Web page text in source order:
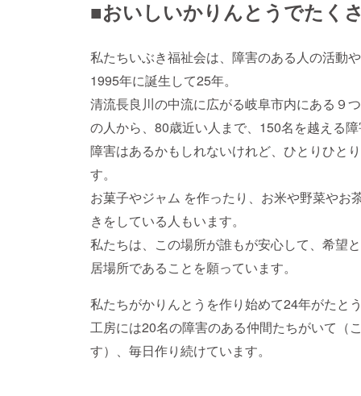
■おいしいかりんとうでたく
私たちいぶき福祉会は、障害のある人の活動
1995年に誕生して25年。
清流長良川の中流に広がる岐阜市内にある９
の人から、80歳近い人まで、150名を越える
障害はあるかもしれないけれど、ひとりひと
す。
お菓子やジャム を作ったり、お米や野菜や
きをしている人もいます。
私たちは、この場所が誰もが安心して、希望
居場所であることを願っています。
私たちがかりんとうを作り始めて24年がたと
工房には20名の障害のある仲間たちがいて（
す）、毎日作り続けています。